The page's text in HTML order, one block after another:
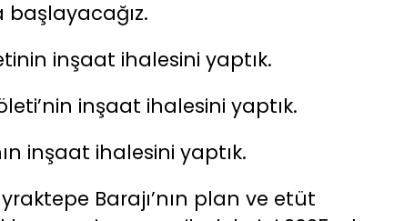
başlayacağız.
inşaat ihalesini yaptık.
inşaat ihalesini yaptık.
inşaat ihalesini yaptık.
Barajı’nın plan ve etüt